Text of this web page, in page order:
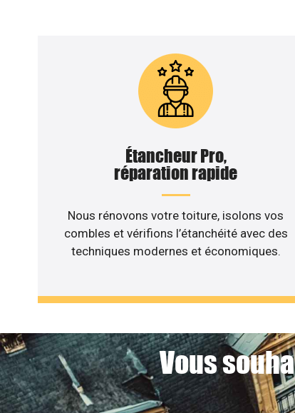
Étancheur Pro,
réparation rapide
Nous rénovons votre toiture, isolons vos
combles et vérifions l’étanchéité avec des
techniques modernes et économiques.
Vous